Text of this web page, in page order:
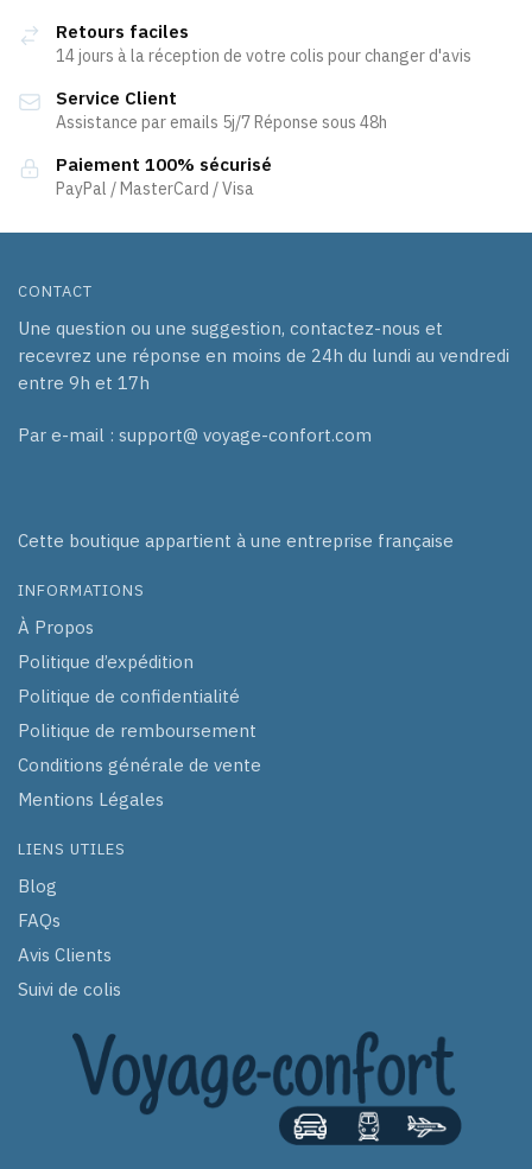
peuvent
choisies
sur
la
page
peuvent
être
Retours faciles
14 jours à la réception de votre colis pour changer d'avis
Service Client
Assistance par emails 5j/7 Réponse sous 48h
Paiement 100% sécurisé
PayPal / MasterCard / Visa
CONTACT
Une question ou une suggestion, contactez-nous et
recevrez une réponse en moins de 24h du lundi au vendredi
entre 9h et 17h
Par e-mail : support@ voyage-confort.com
Cette boutique appartient à une entreprise française
INFORMATIONS
À Propos
Politique d’expédition
Politique de confidentialité
Politique de remboursement
Conditions générale de vente
Mentions Légales
LIENS UTILES
Blog
FAQs
Avis Clients
Suivi de colis